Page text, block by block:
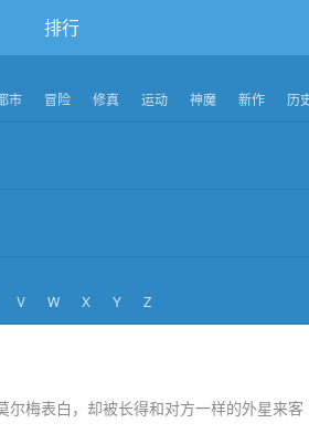
排行
市 冒险 修真 运动 神魔 新作 历
V W X Y Z
梅表白，却被长得和对方一样的外星来客